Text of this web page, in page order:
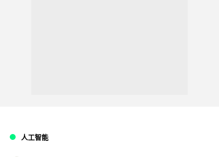
人工智能